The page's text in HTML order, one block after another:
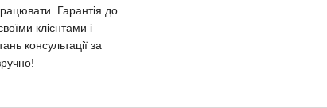
Гарантія до
клієнтами і
консультації за